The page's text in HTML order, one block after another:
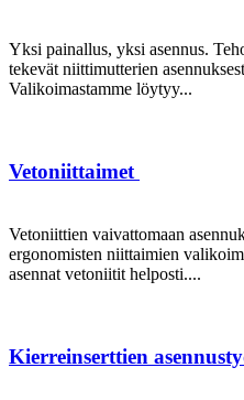
Yksi painallus, yksi asennus.
tekevät niittimutterien
Valikoimastamme löytyy...
Vetoniittaimet
Vetoniittien vaivattomaan
ergonomisten niittaimien
asennat vetoniitit helposti....
Kierreinserttien